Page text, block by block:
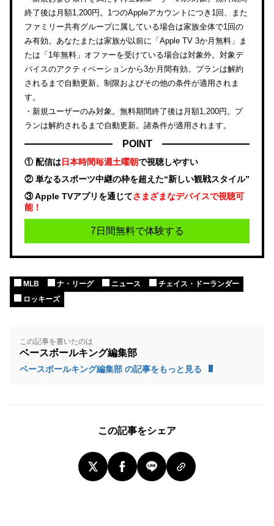
終了後は月額1,200円。1つのAppleアカウントにつき1回、また
ファミリー共有グループに属している場合は家族全体で1回の
み有効。あなたまたは家族が以前に「Apple TV 3か月無料」ま
たは「1年無料」オファーを受けている場合は対象外。対象デ
バイスのアクティベーションから3か月間有効。プランは解約
されるまで自動更新。制限およびその他の条件が適用されま
す。
・新規ユーザーのみ対象。無料期間終了後は月額1,200円。プ
ランは解約されるまで自動更新。諸条件が適用されます。
POINT
① 配信は日本時間毎週土曜朝で視聴しやすい
② 単なるスポーツ中継の枠を超えた“新しい観戦スタイル”
③ Apple TVアプリを通じてさまざまなデバイスで視聴可
能！
7日間無料で体験する
MLB ナ・リーグ ニュース
チェイス・ドーランダー
ロッキーズ
この記事を書いたのは
ベースボールキング編集部
ベースボールキング編集部 の記事をもっと見る
この記事をシェア